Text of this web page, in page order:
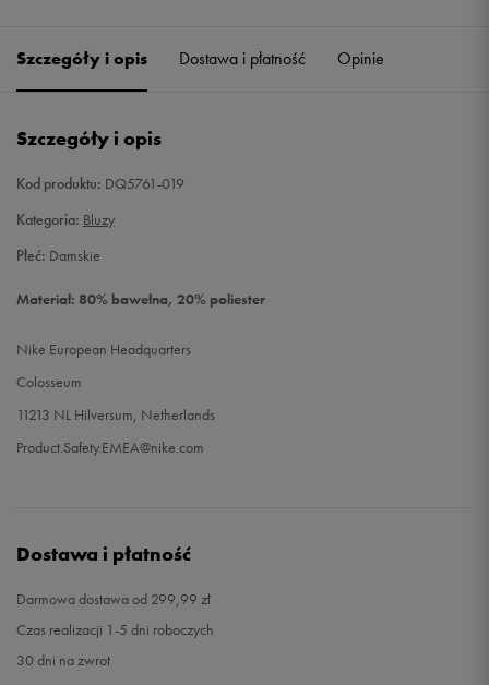
Szczegóły i opis Dostawa i płatność Opinie
Szczegóły i opis
Kod produktu: DQ5761-019
Kategoria: Bluzy
Płeć: Damskie
Materiał: 80% bawełna, 20% poliester
Nike European Headquarters
Colosseum
11213 NL Hilversum, Netherlands
Product.Safety.EMEA@nike.com
Dostawa i płatność
Darmowa dostawa od 299,99 zł
Czas realizacji 1-5 dni roboczych
30 dni na zwrot